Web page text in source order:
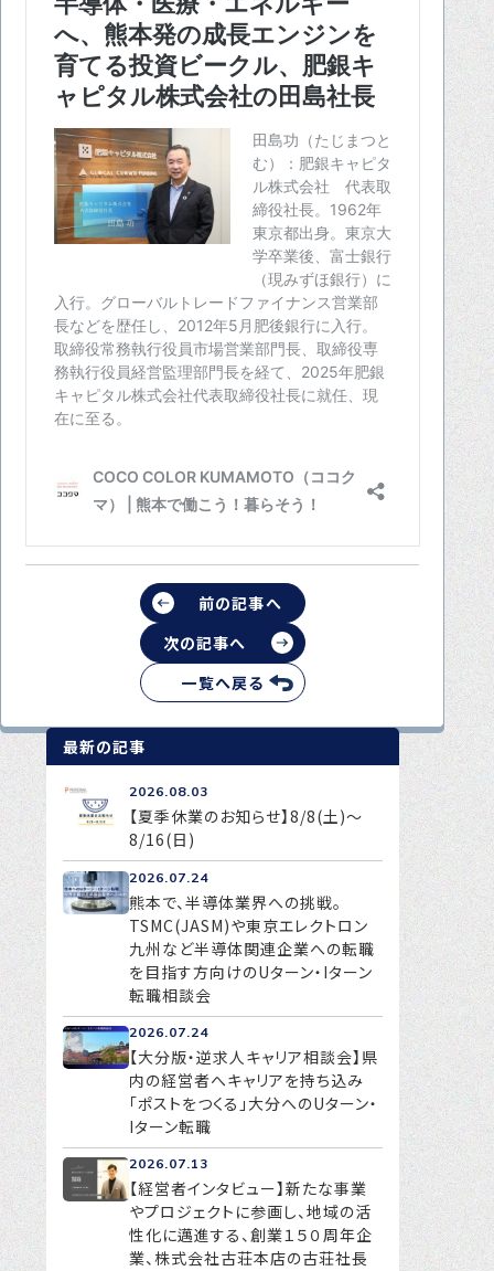
お問い合わせ
プライバシーポリシー
前の記事へ
一覧へ戻る
次の記事へ
最新の記事
2026.08.03
【夏季休業のお知らせ】8/8(土)～
8/16(日)
2026.07.24
熊本で、半導体業界への挑戦。
TSMC(JASM)や東京エレクトロン
九州など半導体関連企業への転職
を目指す方向けのUターン・Iターン
転職相談会
2026.07.24
【大分版・逆求人キャリア相談会】県
内の経営者へキャリアを持ち込み
「ポストをつくる」大分へのUターン・
Iターン転職
2026.07.13
【経営者インタビュー】新たな事業
やプロジェクトに参画し、地域の活
性化に邁進する、創業１５０周年企
業、株式会社古荘本店の古荘社長